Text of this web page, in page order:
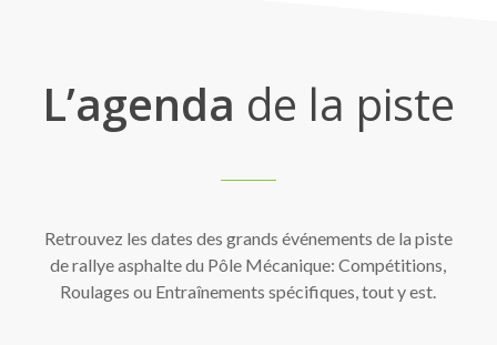
L’agenda de la piste
Retrouvez les dates des grands événements de la piste
de rallye asphalte du Pôle Mécanique: Compétitions,
Roulages ou Entraînements spécifiques, tout y est.